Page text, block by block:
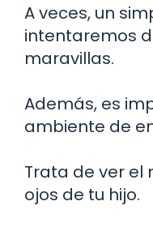
A veces, un
intentaremos
maravillas.
Además, es
ambiente de
Trata de ver el
ojos de tu hijo.